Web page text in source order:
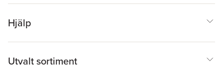
Hjälp
Utvalt sortiment